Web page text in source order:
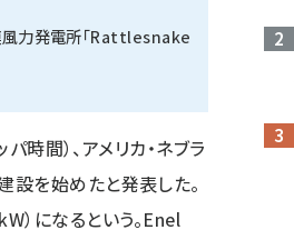
風力発電所「Rattlesnake
間）、アメリカ・ネブラ
を始めたと発表した。
）になるという。Enel